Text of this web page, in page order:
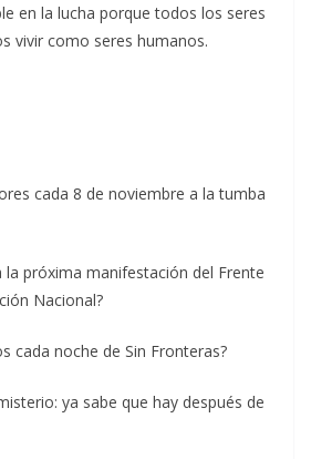
en la lucha porque todos los seres
vivir como seres humanos.
cada 8 de noviembre a la tumba
la próxima manifestación del Frente
Nacional?
cada noche de Sin Fronteras?
ya sabe que hay después de